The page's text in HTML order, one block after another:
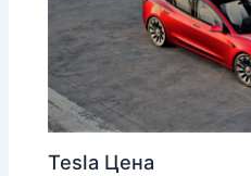
Tesla Цена